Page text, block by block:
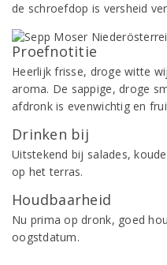
de schroefdop is versheid
Proefnotitie
Heerlijk frisse, droge witte
aroma. De sappige, droge
afdronk is evenwichtig en
Drinken bij
Uitstekend bij salades,
op het terras.
Houdbaarheid
Nu prima op dronk, goed
oogstdatum.